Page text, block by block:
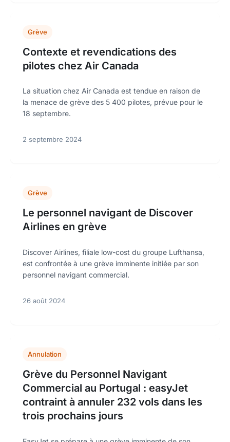
Grève
Contexte et revendications des
pilotes chez Air Canada
La situation chez Air Canada est tendue en raison de
la menace de grève des 5 400 pilotes, prévue pour le
18 septembre.
2 septembre 2024
Grève
Le personnel navigant de Discover
Airlines en grève
Discover Airlines, filiale low-cost du groupe Lufthansa,
est confrontée à une grève imminente initiée par son
personnel navigant commercial.
26 août 2024
Annulation
Grève du Personnel Navigant
Commercial au Portugal : easyJet
contraint à annuler 232 vols dans les
trois prochains jours